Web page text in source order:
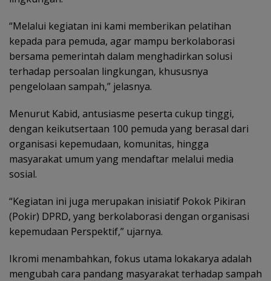
“Melalui kegiatan ini kami memberikan pelatihan
kepada para pemuda, agar mampu berkolaborasi
bersama pemerintah dalam menghadirkan solusi
terhadap persoalan lingkungan, khususnya
pengelolaan sampah,” jelasnya.
Menurut Kabid, antusiasme peserta cukup tinggi,
dengan keikutsertaan 100 pemuda yang berasal dari
organisasi kepemudaan, komunitas, hingga
masyarakat umum yang mendaftar melalui media
sosial.
“Kegiatan ini juga merupakan inisiatif Pokok Pikiran
(Pokir) DPRD, yang berkolaborasi dengan organisasi
kepemudaan Perspektif,” ujarnya.
Ikromi menambahkan, fokus utama lokakarya adalah
mengubah cara pandang masyarakat terhadap sampah